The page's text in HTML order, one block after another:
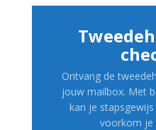
Ontvang de
jouw mailbox. Met
kan je
voorkom je